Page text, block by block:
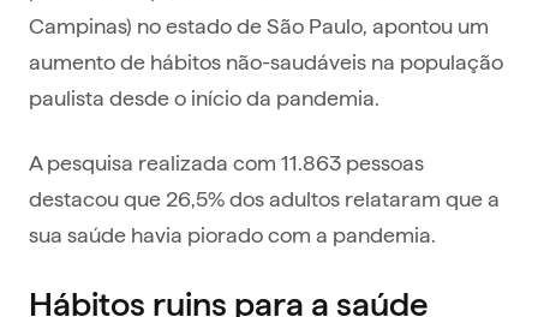
Campinas) no estado de São Paulo, apontou um
aumento de hábitos não-saudáveis na população
paulista desde o início da pandemia.
A pesquisa realizada com 11.863 pessoas
destacou que 26,5% dos adultos relataram que a
sua saúde havia piorado com a pandemia.
Hábitos ruins para a saúde